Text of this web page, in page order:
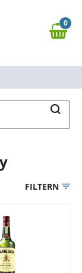
0,00 €
0
FILTERN